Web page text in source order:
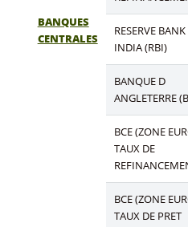
BANQUES
CENTRALES
RESERVE
INDIA (RBI)
BANQUE D
ANGLETERRE
BCE (ZONE
TAUX DE
BCE (ZONE
TAUX DE PRET